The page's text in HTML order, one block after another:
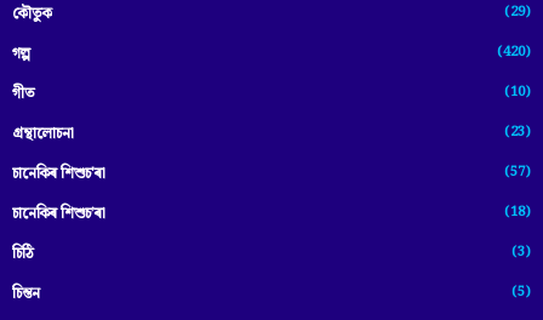
কৌতুক (29)
গল্প (420)
গীত (10)
গ্ৰন্থালোচনা (23)
চানেকিৰ শিশুচ'ৰা (57)
চানেকিৰ শিশুচ’ৰা (18)
চিঠি (3)
চিন্তন (5)